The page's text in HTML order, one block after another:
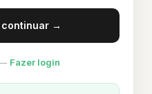
→
Fazer login